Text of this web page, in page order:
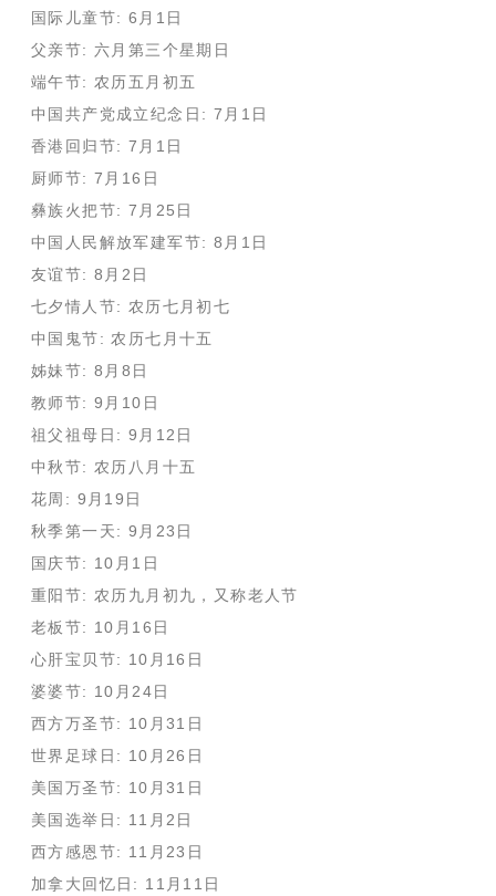
国际儿童节: 6月1日
父亲节: 六月第三个星期日
端午节: 农历五月初五
中国共产党成立纪念日: 7月1日
香港回归节: 7月1日
厨师节: 7月16日
彝族火把节: 7月25日
中国人民解放军建军节: 8月1日
友谊节: 8月2日
七夕情人节: 农历七月初七
中国鬼节: 农历七月十五
姊妹节: 8月8日
教师节: 9月10日
祖父祖母日: 9月12日
中秋节: 农历八月十五
花周: 9月19日
秋季第一天: 9月23日
国庆节: 10月1日
重阳节: 农历九月初九，又称老人节
老板节: 10月16日
心肝宝贝节: 10月16日
婆婆节: 10月24日
西方万圣节: 10月31日
世界足球日: 10月26日
美国万圣节: 10月31日
美国选举日: 11月2日
西方感恩节: 11月23日
加拿大回忆日: 11月11日